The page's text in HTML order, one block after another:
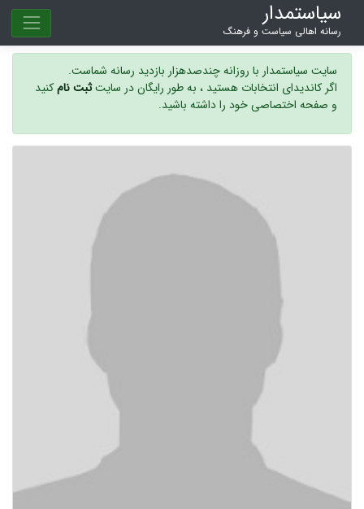
سیاستمدار
رسانه اهالی سیاست و فرهنگ
سایت سیاستمدار با روزانه چندصدهزار بازدید رسانه شماست.
اگر کاندیدای انتخابات هستید ، به طور رایگان در سایتثبت نامکنید
و صفحه اختصاصی خود را داشته باشید.